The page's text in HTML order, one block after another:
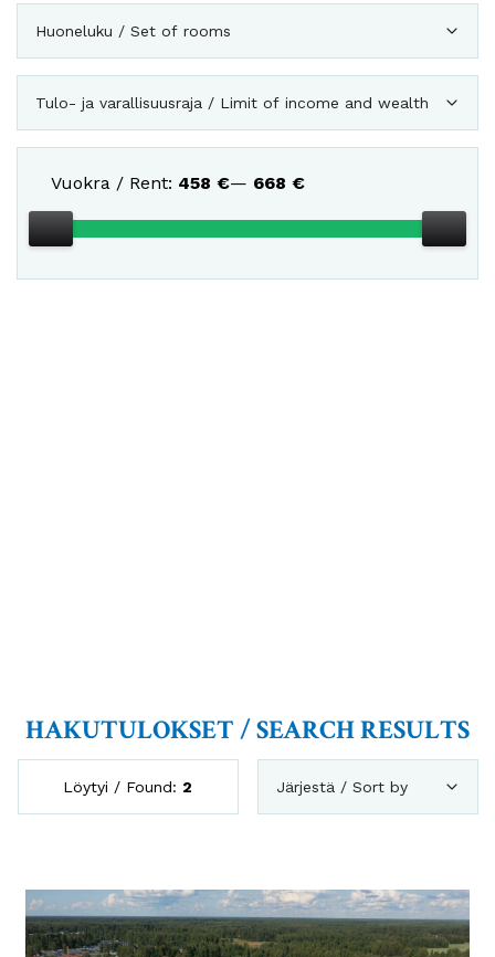
Huoneluku / Set of rooms
Tulo- ja varallisuusraja / Limit of income and wealth
Vuokra / Rent: 458 €— 668 €
HAKUTULOKSET / SEARCH RESULTS
Löytyi / Found: 2 Järjestä / Sort by